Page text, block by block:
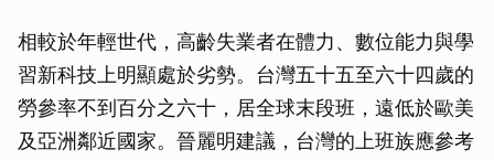
相較於年輕世代，高齡失業者在體力、數位能力與學
習新科技上明顯處於劣勢。台灣五十五至六十四歲的
勞參率不到百分之六十，居全球末段班，遠低於歐美
及亞洲鄰近國家。晉麗明建議，台灣的上班族應參考